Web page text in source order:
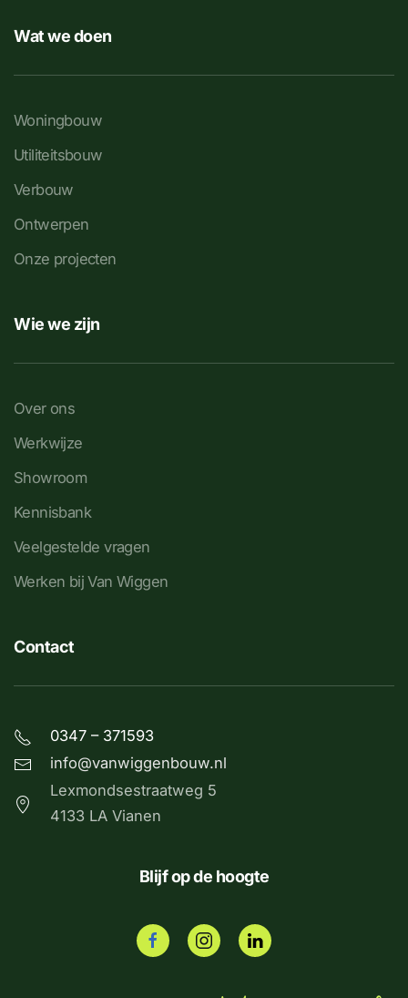
Wat we doen
Woningbouw
Utiliteitsbouw
Verbouw
Ontwerpen
Onze projecten
Wie we zijn
Over ons
Werkwijze
Showroom
Kennisbank
Veelgestelde vragen
Werken bij Van Wiggen
Contact
0347 – 371593
info@vanwiggenbouw.nl
Lexmondsestraatweg 5
4133 LA Vianen
Blijf op de hoogte